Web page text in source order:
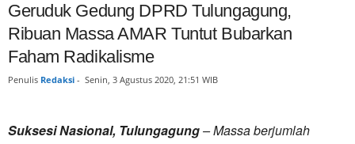
Geruduk Gedung DPRD Tulungagung,
Ribuan Massa AMAR Tuntut Bubarkan
Faham Radikalisme
Penulis Redaksi - Senin, 3 Agustus 2020, 21:51 WIB
Suksesi Nasional, Tulungagung– Massa berjumlah